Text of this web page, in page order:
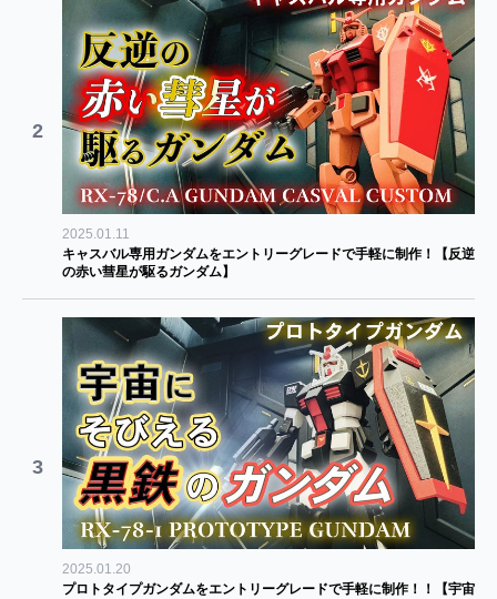
2
2025.01.11
キャスバル専用ガンダムをエントリーグレードで手軽に制作！【反逆
の赤い彗星が駆るガンダム】
3
2025.01.20
プロトタイプガンダムをエントリーグレードで手軽に制作！！【宇宙